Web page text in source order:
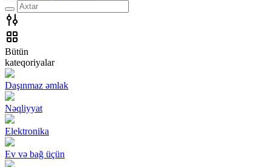
Bütün
kateqoriyalar
Daşınmaz əmlak
Nəqliyyat
Elektronika
Ev və bağ üçün